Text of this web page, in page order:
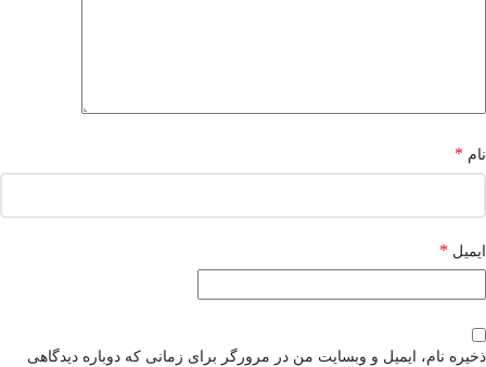
نام *
ایمیل *
ذخیره نام، ایمیل و وبسایت من در مرورگر برای زمانی که دوباره دیدگاهی